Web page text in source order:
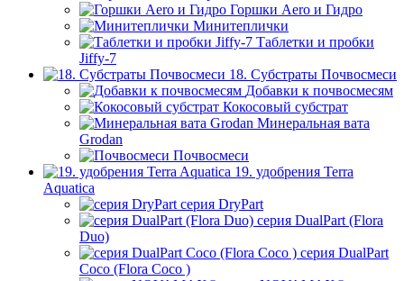
Горшки Aero и Гидро
Минитеплички
Таблетки и пробки
Jiffy-7
18. Субстраты Почвосмеси
Добавки к почвосмесям
Кокосовый субстрат
Минеральная вата
Grodan
Почвосмеси
19. удобрения Terra
Aquatica
серия DryPart
серия DualPart (Flora
Duo)
серия DualPart
Coco (Flora Coco )